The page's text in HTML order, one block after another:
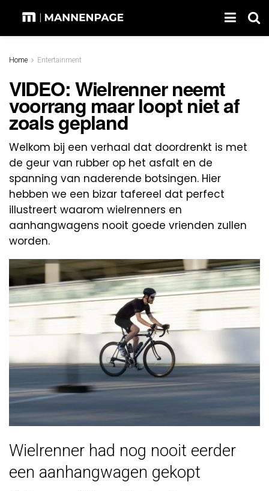
Home Entertainment
VIDEO: Wielrenner neemt
voorrang maar loopt niet af
zoals gepland
Welkom bij een verhaal dat doordrenkt is met
de geur van rubber op het asfalt en de
spanning van naderende botsingen. Hier
hebben we een bizar tafereel dat perfect
illustreert waarom wielrenners en
aanhangwagens nooit goede vrienden zullen
worden.
Wielrenner had nog nooit eerder
een aanhangwagen gekopt